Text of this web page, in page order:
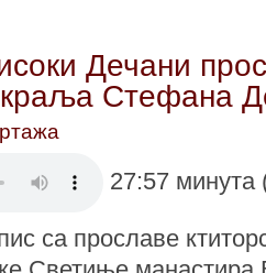
Дечани
Стефана
27:57
са прославе